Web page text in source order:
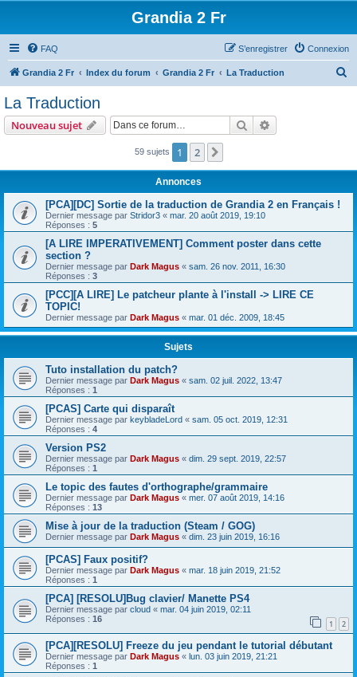
Grandia 2 Fr
FAQ Connexion
S’enregistrer
Grandia 2 Fr Index du forum Grandia 2 Fr La Traduction
La Traduction
Nouveau sujet Rechercher
59 sujets 1 2
Annonces
[PCA][DC] Sortie de la traduction de Grandia 2 en Français !
Dernier message par Stridor3 « mar. 20 août 2019, 19:10
Réponses : 5
[A LIRE IMPERATIVEMENT] Comment poster dans cette
section ?
Dernier message par Dark Magus « sam. 26 nov. 2011, 16:30
Réponses : 3
[PCC][A LIRE] Le patcheur plante à l'install -> LIRE CE
TOPIC!
Dernier message par Dark Magus « mar. 01 déc. 2009, 18:45
Sujets
Tuto installation du patch?
Dernier message par Dark Magus « sam. 02 juil. 2022, 13:47
Réponses : 1
[PCAS] Carte qui disparaît
Dernier message par keybladeLord « sam. 05 oct. 2019, 12:31
Réponses : 4
Version PS2
Dernier message par Dark Magus « dim. 29 sept. 2019, 22:57
Réponses : 1
Le topic des fautes d'orthographe/grammaire
Dernier message par Dark Magus « mer. 07 août 2019, 14:16
Réponses : 13
Mise à jour de la traduction (Steam / GOG)
Dernier message par Dark Magus « dim. 23 juin 2019, 16:16
[PCAS] Faux positif?
Dernier message par Dark Magus « mar. 18 juin 2019, 21:52
Réponses : 1
[PCA] [RESOLU]Bug clavier/ Manette PS4
Dernier message par cloud « mar. 04 juin 2019, 02:11
Réponses : 16 1 2
[PCA][RESOLU] Freeze du jeu pendant le tutorial débutant
Dernier message par Dark Magus « lun. 03 juin 2019, 21:21
Réponses : 1